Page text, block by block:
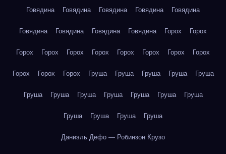
Говядина Говядина Говядина Говядина Говядина
Говядина Говядина Говядина Говядина Горох Горох
Горох Горох Горох Горох Горох Горох Горох Горох
Горох Горох Горох Груша Груша Груша Груша Груша
Груша Груша Груша Груша Груша Груша Груша
Груша Груша Груша Груша
Даниэль Дефо — Робинзон Крузо